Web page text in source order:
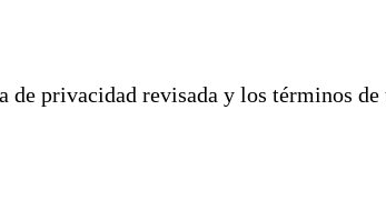
privacidad revisada y los términos